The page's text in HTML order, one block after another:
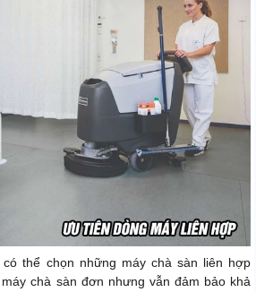
thể chọn những máy chà sàn liên hợp
chà sàn đơn nhưng vẫn đảm bảo khả